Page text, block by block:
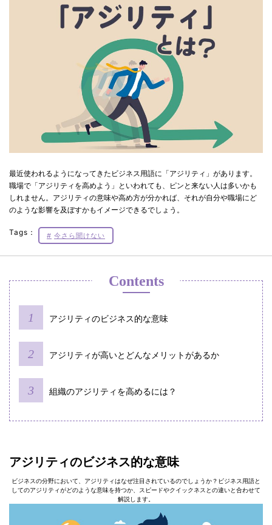
最近使われるようになってきたビジネス用語に「アジリティ」があります。
職場で「アジリティを高めよう」といわれても、ピンと来ない人は多いかも
しれません。アジリティの意味や高め方が分かれば、それが自分や職場にど
のような影響を及ぼすかもイメージできるでしょう。
Tags： 今さら聞けない
Contents
アジリティのビジネス的な意味
アジリティが高いとどんなメリットがあるか
組織のアジリティを高めるには？
アジリティのビジネス的な意味
ビジネスの分野において、アジリティはなぜ注目されているのでしょうか？ビジネス用語と
してのアジリティがどのような意味を持つか、スピードやクイックネスとの違いと合わせて
解説します。